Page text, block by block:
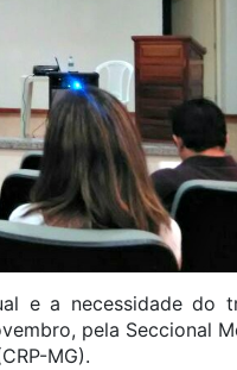
e a necessidade do
pela Seccional
MG).